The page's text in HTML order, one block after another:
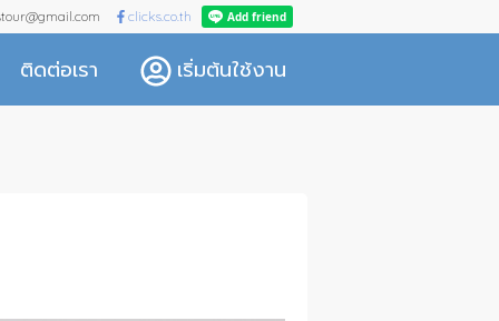
clicks.co.th
เริ่มต้นใช้งาน
ติดต่อเรา